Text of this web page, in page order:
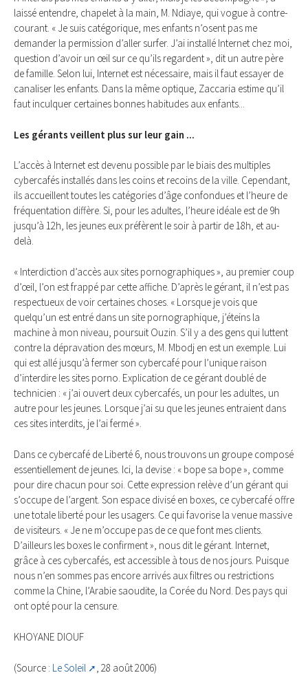
laissé entendre, chapelet à la main, M. Ndiaye, qui vogue à contre-
courant. « Je suis catégorique, mes enfants n’osent pas me
demander la permission d’aller surfer. J’ai installé Internet chez moi,
question d’avoir un œil sur ce qu’ils regardent », dit un autre père
de famille. Selon lui, Internet est nécessaire, mais il faut essayer de
canaliser les enfants. Dans la même optique, Zaccaria estime qu’il
faut inculquer certaines bonnes habitudes aux enfants...
Les gérants veillent plus sur leur gain ...
L’accès à Internet est devenu possible par le biais des multiples
cybercafés installés dans les coins et recoins de la ville. Cependant,
ils accueillent toutes les catégories d’âge confondues et l’heure de
fréquentation diffère. Si, pour les adultes, l’heure idéale est de 9h
jusqu’à 12h, les jeunes eux préfèrent le soir à partir de 18h, et au-
delà.
« Interdiction d’accès aux sites pornographiques », au premier coup
d’œil, l’on est frappé par cette affiche. D’après le gérant, il n’est pas
respectueux de voir certaines choses. « Lorsque je vois que
quelqu’un est entré dans un site pornographique, j’éteins la
machine à mon niveau, poursuit Ouzin. S’il y a des gens qui luttent
contre la dépravation des mœurs, M. Mbodj en est un exemple. Lui
qui est allé jusqu’à fermer son cybercafé pour l’unique raison
d’interdire les sites porno. Explication de ce gérant doublé de
technicien : « j’ai ouvert deux cybercafés, un pour les adultes, un
autre pour les jeunes. Lorsque j’ai su que les jeunes entraient dans
ces sites interdits, je l’ai fermé ».
Dans ce cybercafé de Liberté 6, nous trouvons un groupe composé
essentiellement de jeunes. Ici, la devise : « bope sa bope », comme
pour dire chacun pour soi. Cette expression relève d’un gérant qui
s’occupe de l’argent. Son espace divisé en boxes, ce cybercafé offre
une totale liberté pour les usagers. Ce qui favorise la venue massive
de visiteurs. « Je ne m’occupe pas de ce que font mes clients.
D’ailleurs les boxes le confirment », nous dit le gérant. Internet,
grâce à ces cybercafés, est accessible à tous de nos jours. Puisque
nous n’en sommes pas encore arrivés aux filtres ou restrictions
comme la Chine, l’Arabie saoudite, la Corée du Nord. Des pays qui
ont opté pour la censure.
KHOYANE DIOUF
(Source : Le Soleil , 28 août 2006)